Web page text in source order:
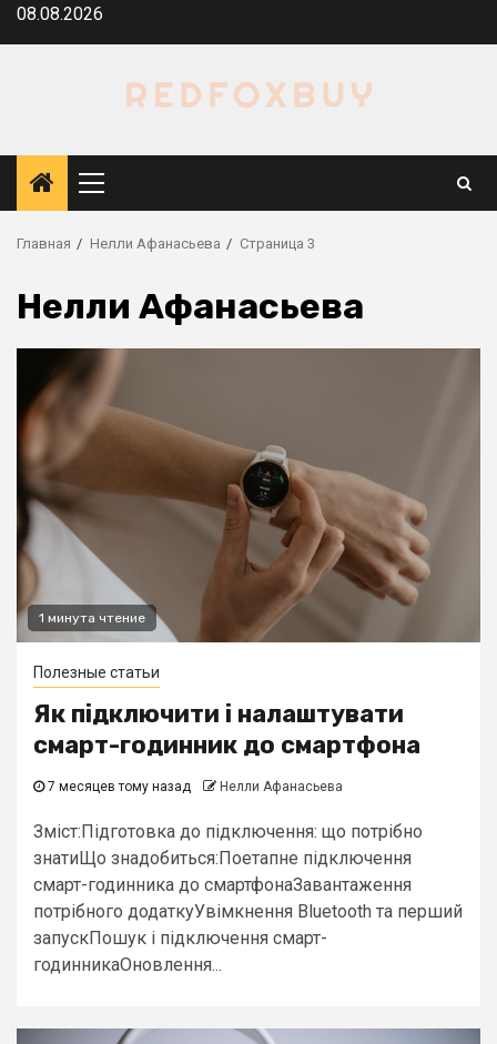
Перейти
08.08.2026
Основное
меню
Главная Нелли Афанасьева Страница 3
Нелли Афанасьева
1 минута чтение
Полезные статьи
Як підключити і налаштувати
смарт-годинник до смартфона
7 месяцев тому назад Нелли Афанасьева
Зміст:Підготовка до підключення: що потрібно
знатиЩо знадобиться:Поетапне підключення
смарт-годинника до смартфонаЗавантаження
потрібного додаткуУвімкнення Bluetooth та перший
запускПошук і підключення смарт-
годинникаОновлення...